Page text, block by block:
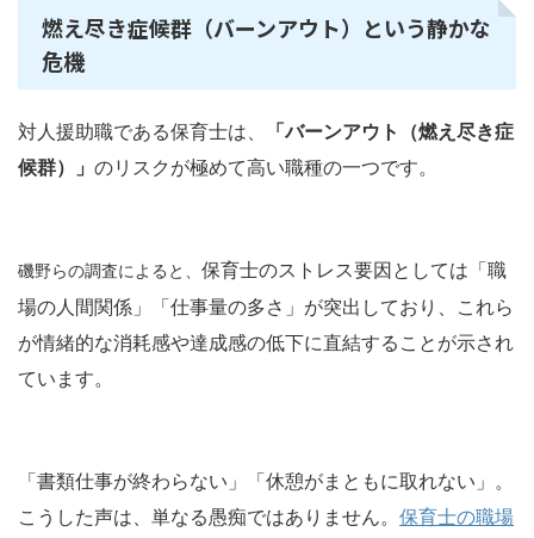
燃え尽き症候群（バーンアウト）という静かな
危機
対人援助職である保育士は、
「バーンアウト（燃え尽き症
候群）」 のリスクが極めて高い職種の一つです。
磯野らの調査によると、 保育士のストレス要因としては「職
場の人間関係」「仕事量の多さ」が突出しており、これら
が情緒的な消耗感や達成感の低下に直結することが示され
ています。
「書類仕事が終わらない」「休憩がまともに取れない」。
こうした声は、単なる愚痴ではありません。 保育士の職場